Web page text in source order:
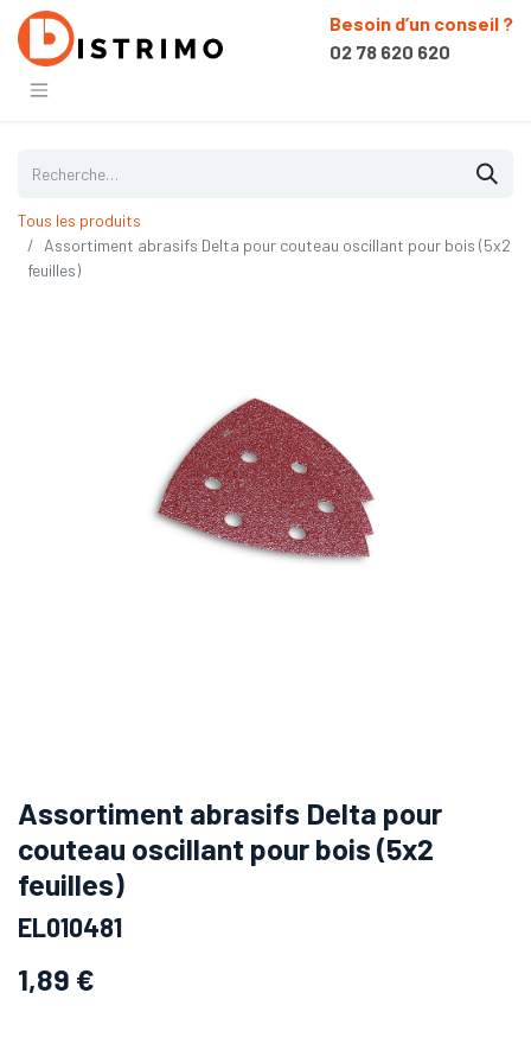
Besoin d’un conseil ?
02 78 620 620
Tous les produits
Assortiment abrasifs Delta pour couteau oscillant pour bois (5x2
feuilles)
Assortiment abrasifs Delta pour
couteau oscillant pour bois (5x2
feuilles)
EL010481
1,89 €